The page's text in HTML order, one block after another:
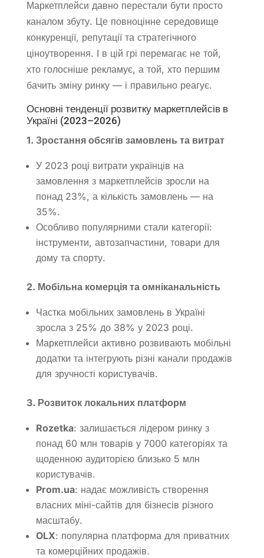
Маркетплейси давно перестали бути просто
каналом збуту. Це повноцінне середовище
конкуренції, репутації та стратегічного
ціноутворення. І в цій грі перемагає не той,
хто голосніше рекламує, а той, хто першим
бачить зміну ринку — і правильно реагує.
Основні тенденції розвитку маркетплейсів в
Україні (2023–2026)
1. Зростання обсягів замовлень та витрат
У 2023 році витрати українців на
замовлення з маркетплейсів зросли на
понад 23%, а кількість замовлень — на
35%.
Особливо популярними стали категорії:
інструменти, автозапчастини, товари для
дому та спорту.
2. Мобільна комерція та омніканальність
Частка мобільних замовлень в Україні
зросла з 25% до 38% у 2023 році.
Маркетплейси активно розвивають мобільні
додатки та інтегрують різні канали продажів
для зручності користувачів.
3. Розвиток локальних платформ
Rozetka: залишається лідером ринку з
понад 60 млн товарів у 7000 категоріях та
щоденною аудиторією близько 5 млн
користувачів.
Prom.ua: надає можливість створення
власних міні-сайтів для бізнесів різного
масштабу.
OLX: популярна платформа для приватних
та комерційних продажів.